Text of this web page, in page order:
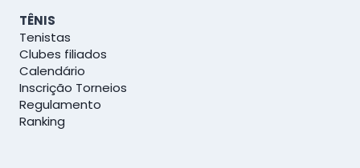
TÊNIS
Tenistas
Clubes filiados
Calendário
Inscrição Torneios
Regulamento
Ranking